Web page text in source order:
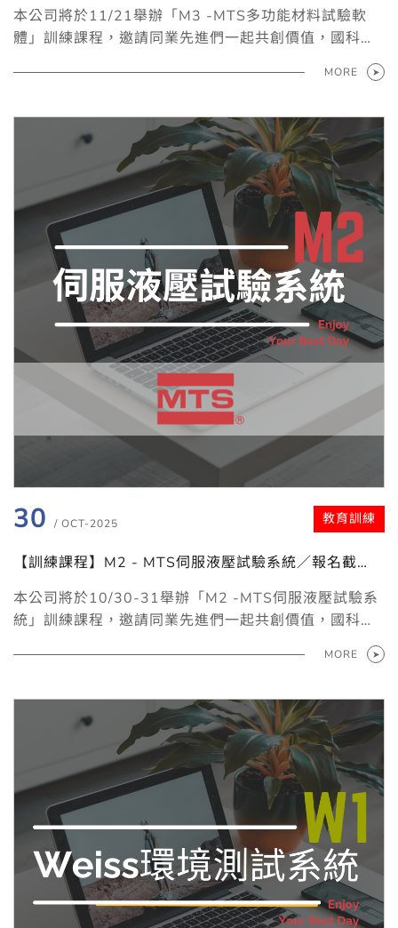
本公司將於11/21舉辦「M3 -MTS多功能材料試驗軟
體」訓練課程，邀請同業先進們一起共創價值，國科企
MORE
30 / OCT-2025 教育訓練
【訓練課程】M2 - MTS伺服液壓試驗系統／報名截
本公司將於10/30-31舉辦「M2 -MTS伺服液壓試驗系
統」訓練課程，邀請同業先進們一起共創價值，國科企
MORE